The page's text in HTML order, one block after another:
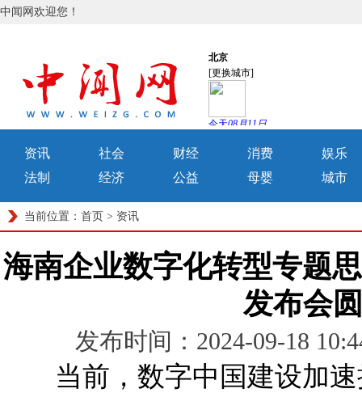
中闻网欢迎您！
资讯 社会 财经 消费
娱乐
法制
经济 公益 母婴 城市
当前位置： 首页 > 资讯
海南企业数字化转型专题
发布会
发布时间：2024-09-18
当前，数字中国建设加速